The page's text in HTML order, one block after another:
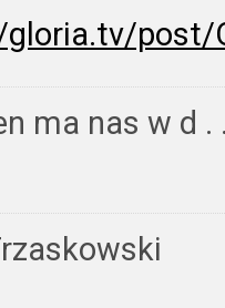
post/
ma nas w d